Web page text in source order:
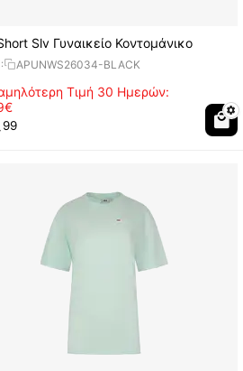
Slv Γυναικείο Κοντομάνικο
APUNWS26034-BLACK
Τιμή 30 Ημερών:
99